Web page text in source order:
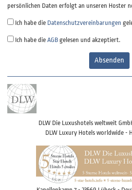
persönlichen Daten erfolgt an unseren Hoster
Ich habe die Datenschutzvereinbarungen
Ich habe die AGB gelesen und akzeptiert.
Absenden
DLW Die Luxushotels weltweit
DLW Luxury Hotels worldwide -